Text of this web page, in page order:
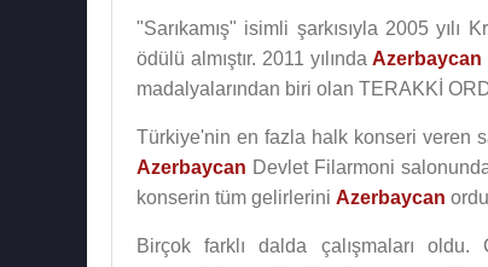
"Sarıkamış" isimli şarkısıyla 2005
ödülü almıştır. 2011 yılındaAzerbaycan
madalyalarından biri olan TERAKKİ
Türkiye'nin en fazla halk konseri veren
Azerbaycan Devlet Filarmoni
konserin tüm gelirlerini Azerbaycan
Birçok farklı dalda çalışmaları oldu.